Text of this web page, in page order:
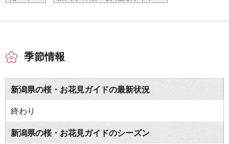
季節情報
新潟県の桜・お花見ガイドの最新状況
終わり
新潟県の桜・お花見ガイドのシーズン